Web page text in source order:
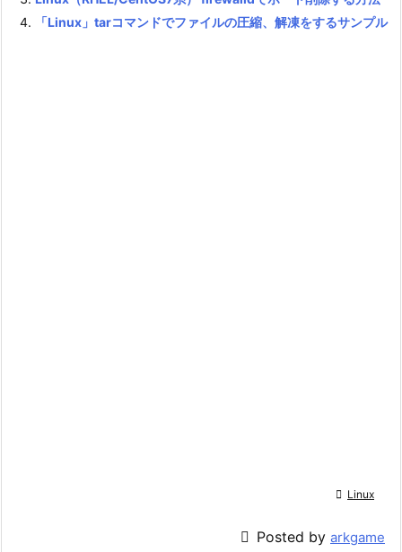
「Linux」tarコマンドでファイルの圧縮、解凍をするサンプル
 Linux
 Posted by arkgame